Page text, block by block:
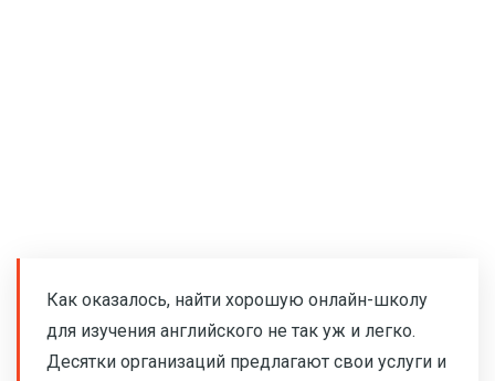
Как оказалось, найти хорошую онлайн-школу
для изучения английского не так уж и легко.
Десятки организаций предлагают свои услуги и